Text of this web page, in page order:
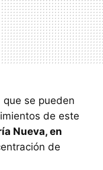
que se pueden
de este
Nueva, en
de